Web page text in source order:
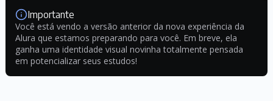
Importante
Você está vendo a versão anterior da nova experiência da
Alura que estamos preparando para você. Em breve, ela
ganha uma identidade visual novinha totalmente pensada
em potencializar seus estudos!